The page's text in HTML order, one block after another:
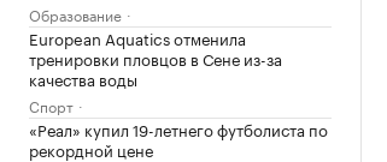
Образование
European Aquatics отменила
тренировки пловцов в Сене из-за
качества воды
Спорт
«Реал» купил 19-летнего футболиста по
рекордной цене